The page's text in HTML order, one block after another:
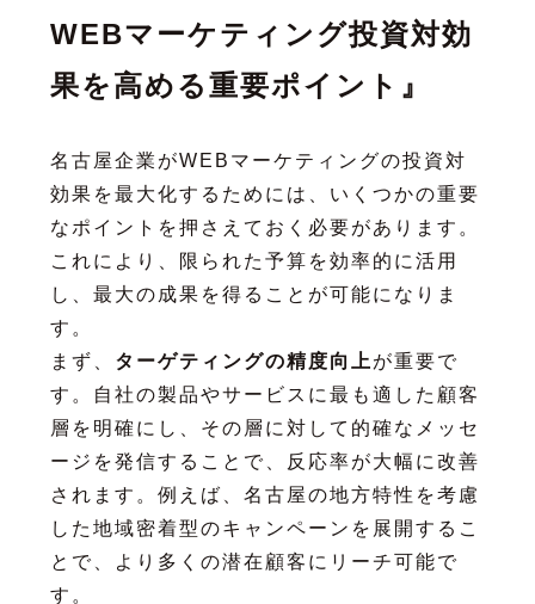
WEBマーケティング投資対効
果を高める重要ポイント』
名古屋企業がWEBマーケティングの投資対
効果を最大化するためには、いくつかの重要
なポイントを押さえておく必要があります。
これにより、限られた予算を効率的に活用
し、最大の成果を得ることが可能になりま
す。
まず、 ターゲティングの精度向上 が重要で
す。自社の製品やサービスに最も適した顧客
層を明確にし、その層に対して的確なメッセ
ージを発信することで、反応率が大幅に改善
されます。例えば、名古屋の地方特性を考慮
した地域密着型のキャンペーンを展開するこ
とで、より多くの潜在顧客にリーチ可能で
す。